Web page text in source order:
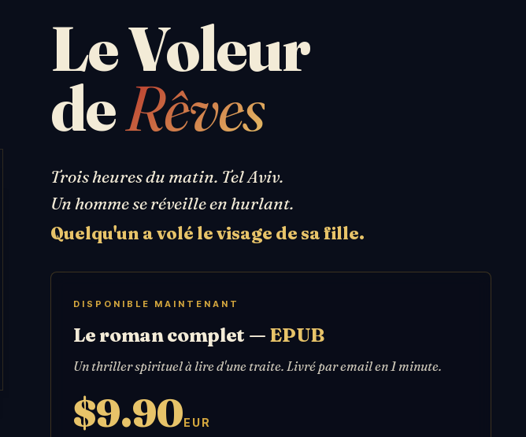
Le Voleur
deRêves
Trois heures du matin. Tel Aviv.
Un homme se réveille en hurlant.
Quelqu'un a volé le visage de sa fille.
DISPONIBLE MAINTENANT
Le roman complet — EPUB
Un thriller spirituel à lire d'une traite. Livré par email en 1 minute.
$9.90EUR